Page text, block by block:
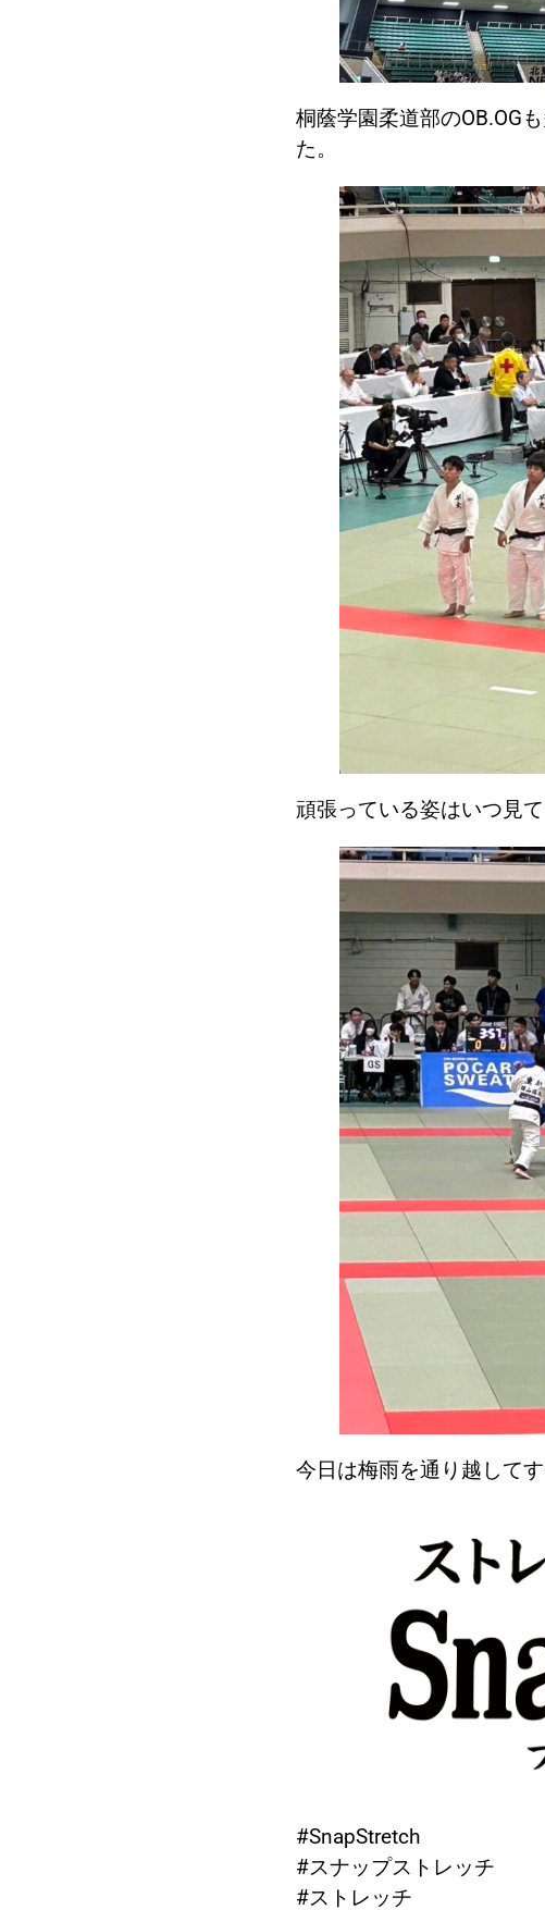
桐蔭学園柔道部のOB.OG
た。
頑張っている姿はいつ見
今日は梅雨を通り越して
#SnapStretch
#スナップストレッチ
#ストレッチ